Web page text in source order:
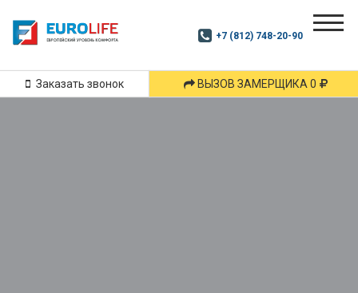
+7 (812) 748-20-90
Заказать звонок ВЫЗОВ ЗАМЕРЩИКА 0
Почитай
подпишись
Дзен